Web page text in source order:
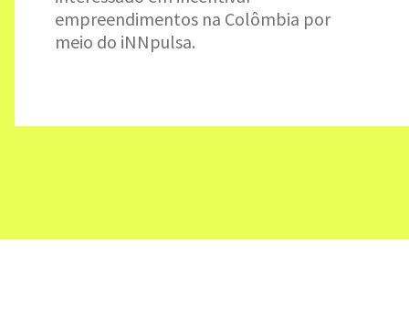
empreendimentos na Colômbia por
meio do iNNpulsa.